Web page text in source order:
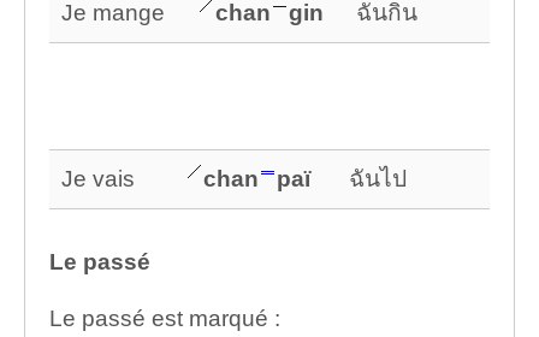
Je mange chan gin ฉันกิน
Je vais chan paï ฉันไป
Le passé
Le passé est marqué :